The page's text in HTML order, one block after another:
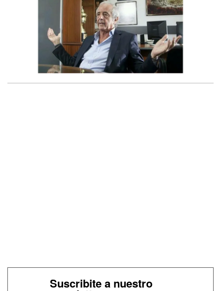
Suscribite a nuestro